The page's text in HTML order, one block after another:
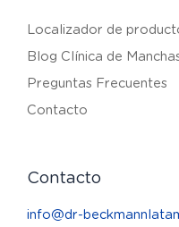
Localizador de
Blog Clínica de
Preguntas Frecuentes
Contacto
Contacto
info@dr-